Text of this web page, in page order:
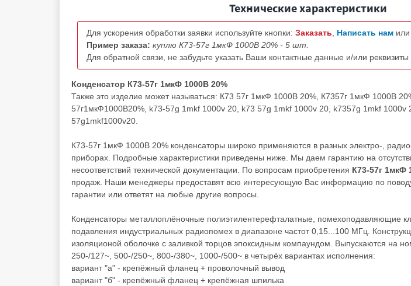
Технические характеристики
Для ускорения обработки заявки используйте кнопки: Заказать Написать нам
Пример заказа: куплю К73-57г 1мкФ 1000В 20% - 5 шт.
Для обратной связи, не забудьте указать Ваши контактные данные и/или реквизиты
Конденсатор К73-57г 1мкФ 1000В 20%
Также это изделие может называться: К73 57г 1мкФ 1000В 20%, К7357г 1мкФ 1000В
57г1мкФ1000В20%, k73-57g 1mkf 1000v 20, k73 57g 1mkf 1000v 20, k7357g 1mkf 1000v
57g1mkf1000v20.
К73-57г 1мкФ 1000В 20% конденсаторы широко применяются в разных электро-,
приборах. Подробные характеристики приведены ниже. Мы даем гарантию на
несоответствий технической документации. По вопросам приобретения К73-57г 1мкФ
продаж. Наши менеджеры предоставят всю интересующую Вас информацию по поводу
гарантии или ответят на любые другие вопросы.
Конденсаторы металлоплёночные полиэтилентерефталатные, помехоподавляющие
подавления индустриальных радиопомех в диапазоне частот 0,15...100 МГц.
изоляционой оболочке с заливкой торцов эпоксидным компаундом. Выпускаются на
250-/127~, 500-/250~, 800-/380~, 1000-/500~ в четырёх вариантах исполнения:
вариант "а" - крепёжный фланец + проволочный вывод
вариант "б" - крепёжный фланец + крепёжная шпилька